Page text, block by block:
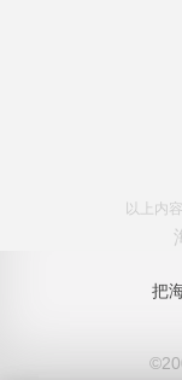
以上内
把